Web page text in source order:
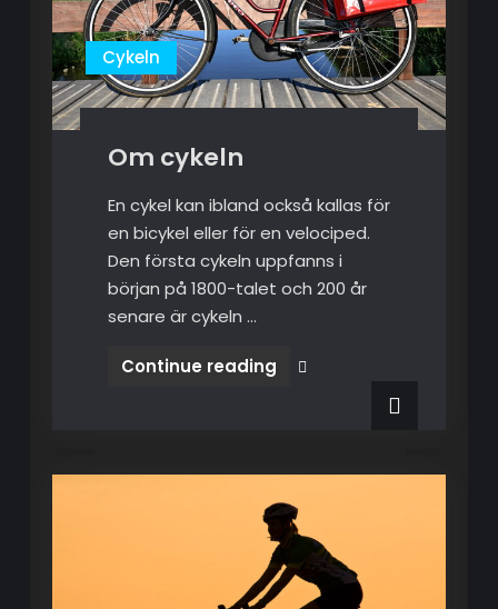
Cykeln
Om cykeln
En cykel kan ibland också kallas för
en bicykel eller för en velociped.
Den första cykeln uppfanns i
början på 1800-talet och 200 år
senare är cykeln …
Continue reading
Om